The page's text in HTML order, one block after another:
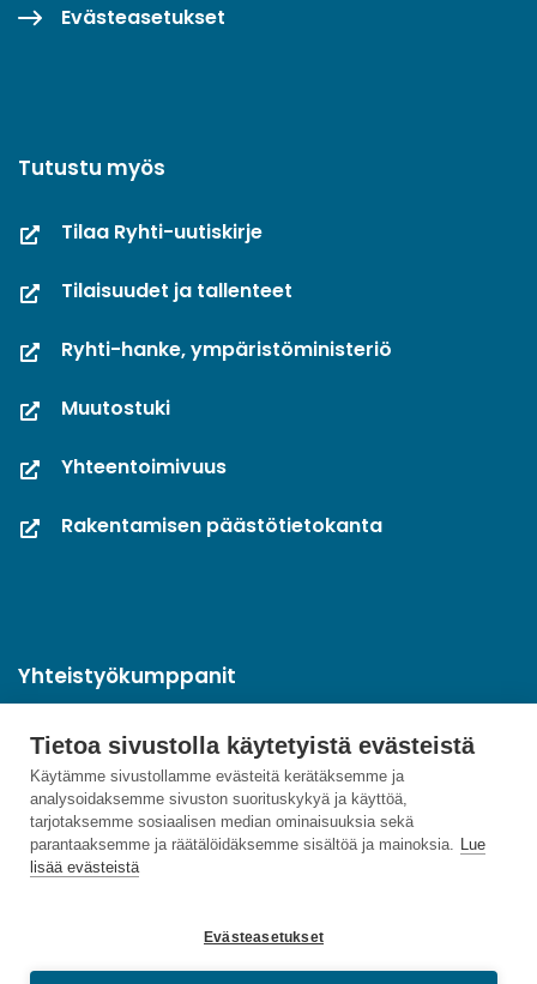
Tietoa sivustolla käytetyistä evästeistä
Käytämme sivustollamme evästeitä kerätäksemme ja
analysoidaksemme sivuston suorituskykyä ja käyttöä,
tarjotaksemme sosiaalisen median ominaisuuksia sekä
parantaaksemme ja räätälöidäksemme sisältöä ja mainoksia. Lue
lisää evästeistä
Evästeasetukset
Evästeasetukset
Tutustu myös
Tilaa Ryhti-uutiskirje
Tilaisuudet ja tallenteet
Ryhti-hanke, ympäristöministeriö
Muutostuki
Yhteentoimivuus
Rakentamisen päästötietokanta
Yhteistyökumppanit